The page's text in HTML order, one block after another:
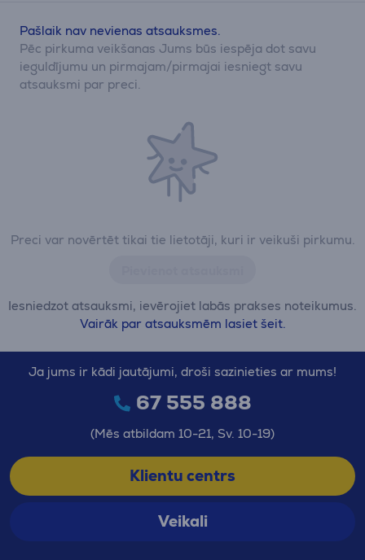
Preci var novērtēt tikai tie lietotāji, kuri ir veikuši pirkumu.
Iesniedzot atsauksmi, ievērojiet labās prakses noteikumus.
Vairāk par atsauksmēm lasiet šeit.
Pašlaik nav nevienas atsauksmes.
Pēc pirkuma veikšanas Jums būs iespēja dot savu
ieguldījumu un pirmajam/pirmajai iesniegt savu
atsauksmi par preci.
Ja jums ir kādi jautājumi, droši sazinieties ar mums!
67 555 888
(Mēs atbildam 10-21, Sv. 10-19)
Klientu centrs
Veikali